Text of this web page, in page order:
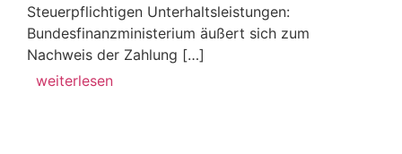
Steuerpflichtigen Unterhaltsleistungen:
Bundesfinanzministerium äußert sich zum
Nachweis der Zahlung […]
weiterlesen